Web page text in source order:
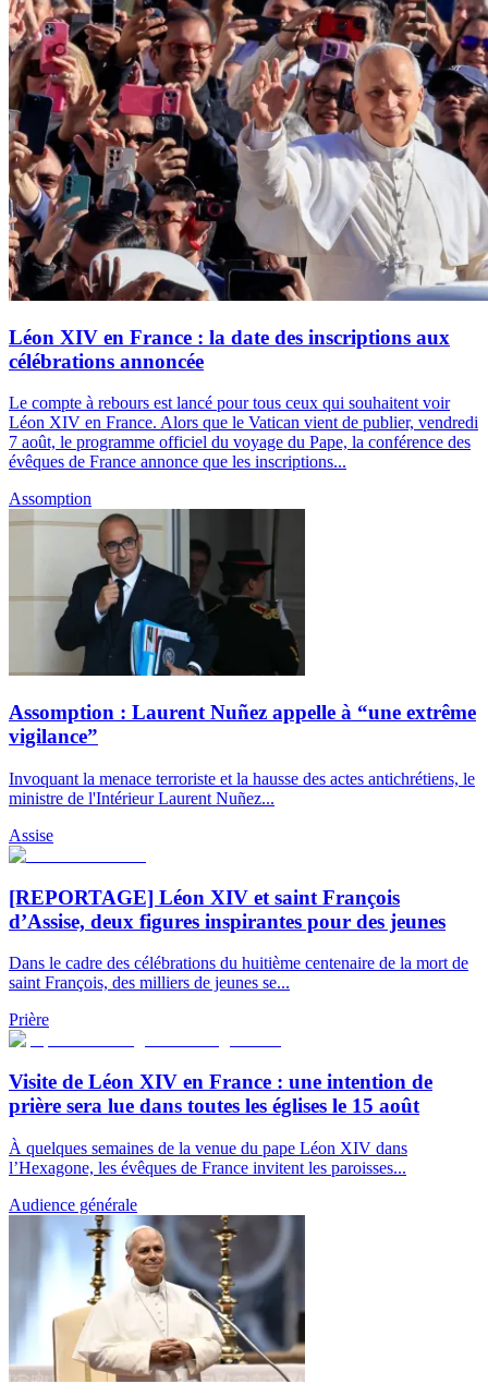
Léon XIV en France : la date des inscriptions aux
célébrations annoncée
Le compte à rebours est lancé pour tous ceux qui souhaitent voir
Léon XIV en France. Alors que le Vatican vient de publier, vendredi
7 août, le programme officiel du voyage du Pape, la conférence des
évêques de France annonce que les inscriptions...
Assomption
Assomption : Laurent Nuñez appelle à “une extrême
vigilance”
Invoquant la menace terroriste et la hausse des actes antichrétiens, le
ministre de l'Intérieur Laurent Nuñez...
Assise
[REPORTAGE] Léon XIV et saint François
d’Assise, deux figures inspirantes pour des jeunes
Dans le cadre des célébrations du huitième centenaire de la mort de
saint François, des milliers de jeunes se...
Prière
Visite de Léon XIV en France : une intention de
prière sera lue dans toutes les églises le 15 août
À quelques semaines de la venue du pape Léon XIV dans
l’Hexagone, les évêques de France invitent les paroisses...
Audience générale